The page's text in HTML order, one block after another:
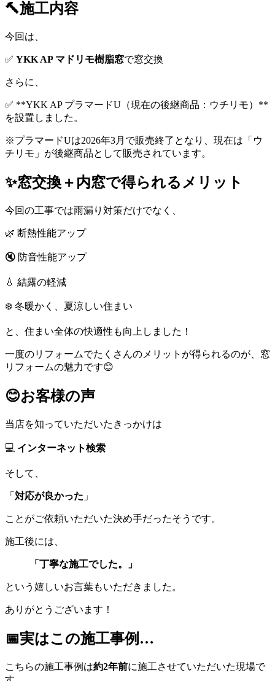
🔨施工内容
今回は、
✅ YKK AP マドリモ樹脂窓で窓交換
さらに、
✅ **YKK AP プラマードU（現在の後継商品：ウチリモ）**
を設置しました。
※プラマードUは2026年3月で販売終了となり、現在は「ウ
チリモ」が後継商品として販売されています。
✨窓交換＋内窓で得られるメリット
今回の工事では雨漏り対策だけでなく、
🌿 断熱性能アップ
🔇 防音性能アップ
💧 結露の軽減
❄️ 冬暖かく、夏涼しい住まい
と、住まい全体の快適性も向上しました！
一度のリフォームでたくさんのメリットが得られるのが、窓
リフォームの魅力です😊
😊お客様の声
当店を知っていただいたきっかけは
💻 インターネット検索
そして、
「 対応が良かった 」
ことがご依頼いただいた決め手だったそうです。
施工後には、
「丁寧な施工でした。」
という嬉しいお言葉もいただきました。
ありがとうございます！
📅実はこの施工事例…
こちらの施工事例は約2年前に施工させていただいた現場で